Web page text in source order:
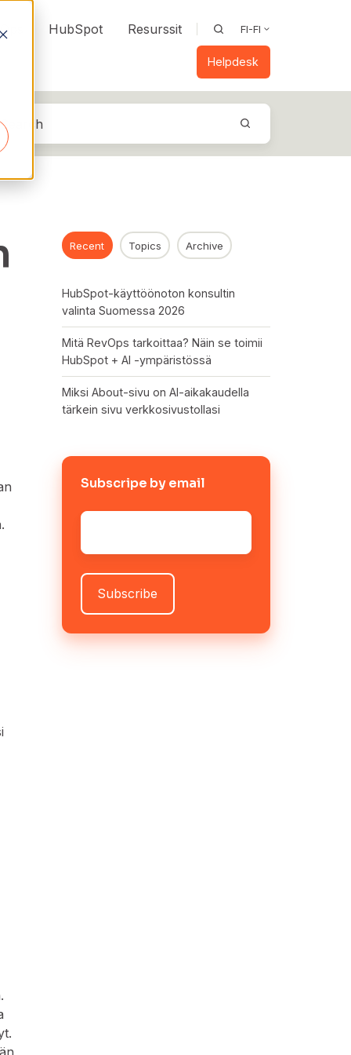
HubSpot Resurssit FI-FI
Helpdesk
Recent Topics Archive
HubSpot-käyttöönoton konsultin
valinta Suomessa 2026
Mitä RevOps tarkoittaa? Näin se toimii
HubSpot + AI -ympäristössä
Miksi About-sivu on AI-aikakaudella
tärkein sivu verkkosivustollasi
Subscripe by email
Sähköposti